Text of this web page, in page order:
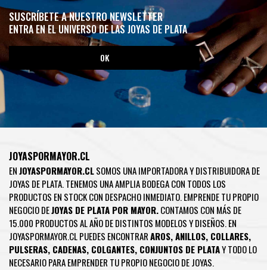
SUSCRÍBETE A NUESTRO NEWSLETTER
ENTRA EN EL UNIVERSO DE LAS JOYAS DE PLATA
JOYASPORMAYOR.CL
ENJOYASPORMAYOR.CLSOMOS UNA IMPORTADORA Y DISTRIBUIDORA DE
JOYAS DE PLATA. TENEMOS UNA AMPLIA BODEGA CON TODOS LOS
PRODUCTOS EN STOCK CON DESPACHO INMEDIATO. EMPRENDE TU PROPIO
NEGOCIO DEJOYAS DE PLATA POR MAYOR.CONTAMOS CON MÁS DE
15.000 PRODUCTOS AL AÑO DE DISTINTOS MODELOS Y DISEÑOS. EN
JOYASPORMAYOR.CL PUEDES ENCONTRARAROS,ANILLOS, COLLARES,
PULSERAS, CADENAS, COLGANTES, CONJUNTOS DE PLATAY TODO LO
NECESARIO PARA EMPRENDER TU PROPIO NEGOCIO DE JOYAS.